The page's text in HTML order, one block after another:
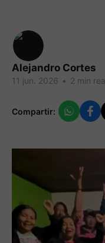
Alejandro Cortes
11 jun. 2026 • 2 min
Compartir: